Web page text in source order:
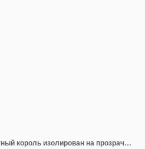
Великолепный шахматный король изолирован на прозрачном фоне